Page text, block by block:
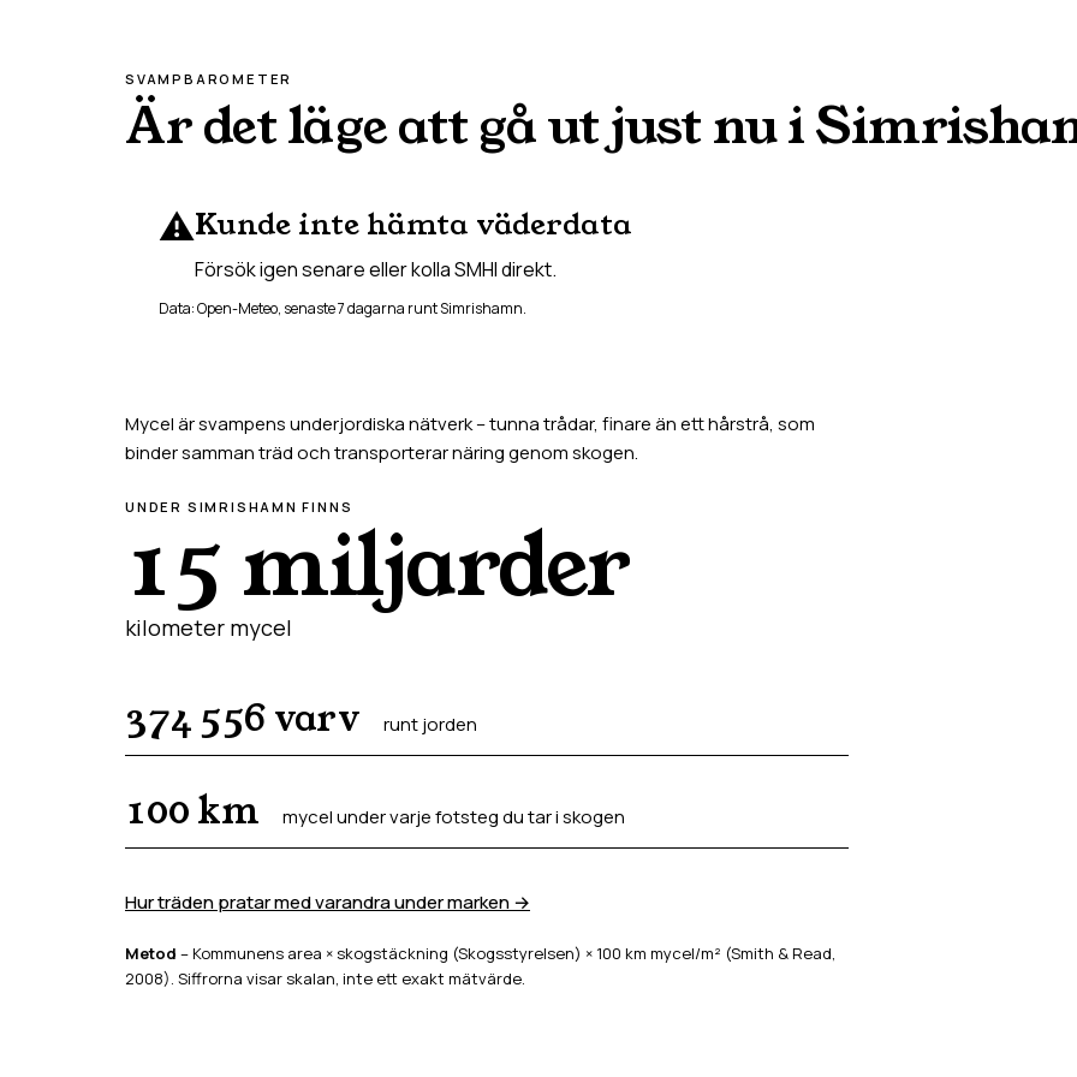
SVAMPBAROMETER
Är det läge att gå ut just nu i
⚠️Kunde inte hämta väderdata
Försök igen senare eller kolla SMHI direkt.
Data: Open-Meteo, senaste 7 dagarna runtSimrishamn.
Mycel är svampens underjordiska nätverk – tunna trådar, finare än ett hårstrå, som
binder samman träd och transporterar näring genom skogen.
UNDER SIMRISHAMN FINNS
15 miljarder
kilometer mycel
374 556 varv runt jorden
100km mycel under varje fotsteg du tar i skogen
Hur träden pratar med varandra under marken →
Metod – Kommunens area × skogstäckning (Skogsstyrelsen) × 100 km mycel/m² (Smith & Read,
2008). Siffrorna visar skalan, inte ett exakt mätvärde.